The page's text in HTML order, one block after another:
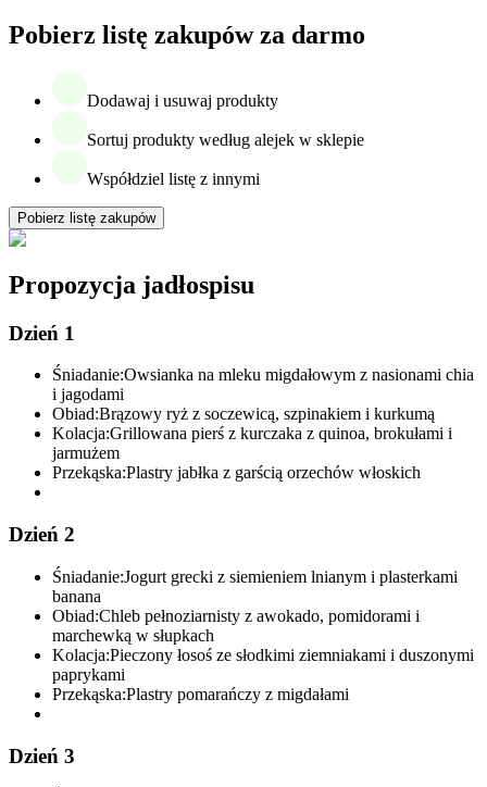
Pobierz listę zakupów za darmo
Dodawaj i usuwaj produkty
Sortuj produkty według alejek w sklepie
Współdziel listę z innymi
Pobierz listę zakupów
Propozycja jadłospisu
Dzień 1
Śniadanie:Owsianka na mleku migdałowym z nasionami chia
i jagodami
Obiad:Brązowy ryż z soczewicą, szpinakiem i kurkumą
Kolacja:Grillowana pierś z kurczaka z quinoa, brokułami i
jarmużem
Przekąska:Plastry jabłka z garścią orzechów włoskich
Dzień 2
Śniadanie:Jogurt grecki z siemieniem lnianym i plasterkami
banana
Obiad:Chleb pełnoziarnisty z awokado, pomidorami i
marchewką w słupkach
Kolacja:Pieczony łosoś ze słodkimi ziemniakami i duszonymi
paprykami
Przekąska:Plastry pomarańczy z migdałami
Dzień 3